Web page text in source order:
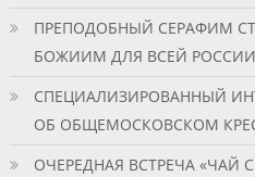
ПРЕПОДОБНЫЙ СЕРАФИМ
БОЖИИМ ДЛЯ ВСЕЙ РОССИИ
СПЕЦИАЛИЗИРОВАННЫЙ
ОБ ОБЩЕМОСКОВСКОМ
ОЧЕРЕДНАЯ ВСТРЕЧА «ЧАЙ